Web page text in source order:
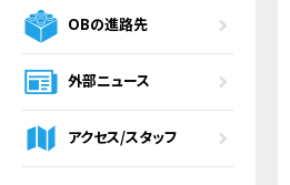
OBの進路先
外部ニュース
アクセス/スタッフ